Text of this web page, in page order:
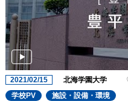
2021/02/15 北海学園大学
学校PV
施設・設備・環境